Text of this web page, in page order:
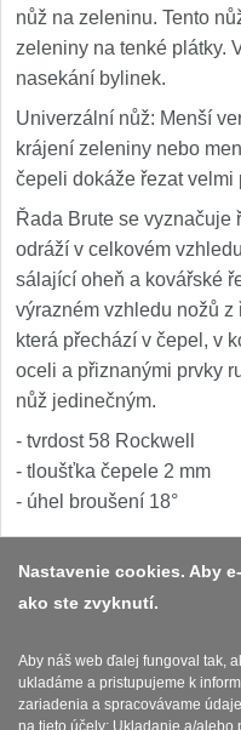
nůž na zeleninu. Tento
zeleniny na tenké plátky.
nasekání bylinek.
Univerzální nůž: Menší
krájení zeleniny nebo
čepeli dokáže řezat velmi
Řada Brute se vyznačuje
odráží v celkovém
sálající oheň a kovářské
výrazném vzhledu nožů z
která přechází v čepel, v
oceli a přiznanými prvky
nůž jedinečným.
- tvrdost 58 Rockwell
- tloušťka čepele 2 mm
- úhel broušení 18°
Platba a dodávka
Obchodní podmínky
Zasady zpracovani osobnich
Nastavenie cookies. Aby
ako ste zvyknutí.
Aby náš web ďalej fungoval tak,
ukladáme a pristupujeme k
zariadenia a spracovávame
na tieto účely: Ukladanie a/alebo